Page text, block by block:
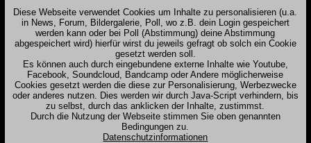
Diese Webseite verwendet Cookies um Inhalte zu personalisieren (u.a.
in News, Forum, Bildergalerie, Poll, wo z.B. dein Login gespeichert
werden kann oder bei Poll (Abstimmung) deine Abstimmung
abgespeichert wird) hierfür wirst du jeweils gefragt ob solch ein Cookie
gesetzt werden soll.
Es können auch durch eingebundene externe Inhalte wie Youtube,
Facebook, Soundcloud, Bandcamp oder Andere möglicherweise
Cookies gesetzt werden die diese zur Personalisierung, Werbezwecke
oder anderes nutzen. Dies werden wir durch Java-Script verhindern, bis
zu selbst, durch das anklicken der Inhalte, zustimmst.
Durch die Nutzung der Webseite stimmen Sie oben genannten
Bedingungen zu.
Datenschutzinformationen